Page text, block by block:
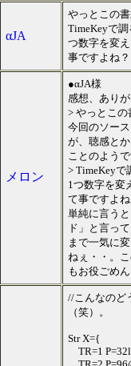
αJA
やっとこの
TimeKeyで
つ数字を変
事ですよね？
メロン
●αJA様
感想、ありが
> やっとこの
今回のソー
が、聴感と
ことのようで
> TimeKeyで
1つ数字を変
て事ですよね
単純に言う
ド」と言っ
まで一気に
ねぇ・・。
もお役ごめ
//こんなのど
（笑）。
Str X={
TR=1